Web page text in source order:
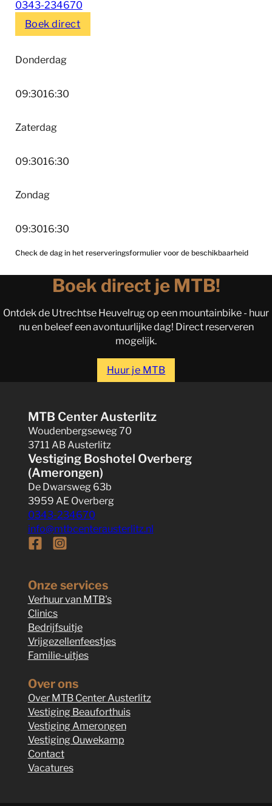
0343-234670
Boek direct
Donderdag
09:3016:30
Zaterdag
09:3016:30
Zondag
09:3016:30
Check de dag in het reserveringsformulier voor de beschikbaarheid
Boek direct je MTB!
Ontdek de Utrechtse Heuvelrug op een mountainbike - huur
nu en beleef een avontuurlijke dag! Direct reserveren
mogelijk.
Huur je MTB
MTB Center Austerlitz
Woudenbergseweg 70
3711 AB Austerlitz
Vestiging Boshotel Overberg
(Amerongen)
De Dwarsweg 63b
3959 AE Overberg
0343-234670
info@mtbcenterausterlitz.nl
Follow us on Facebook
Follow us on Instagram
Onze services
Verhuur van MTB's
Clinics
Bedrijfsuitje
Vrijgezellenfeestjes
Familie-uitjes
Over ons
Over MTB Center Austerlitz
Vestiging Beauforthuis
Vestiging Amerongen
Vestiging Ouwekamp
Contact
Vacatures